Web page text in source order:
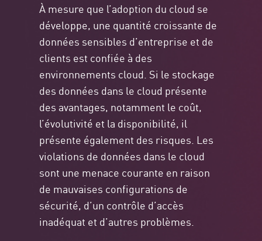
À mesure que l’adoption du cloud se
développe, une quantité croissante de
données sensibles d’entreprise et de
clients est confiée à des
environnements cloud. Si le stockage
des données dans le cloud présente
des avantages, notamment le coût,
l’évolutivité et la disponibilité, il
présente également des risques. Les
violations de données dans le cloud
sont une menace courante en raison
de mauvaises configurations de
sécurité, d’un contrôle d’accès
inadéquat et d’autres problèmes.